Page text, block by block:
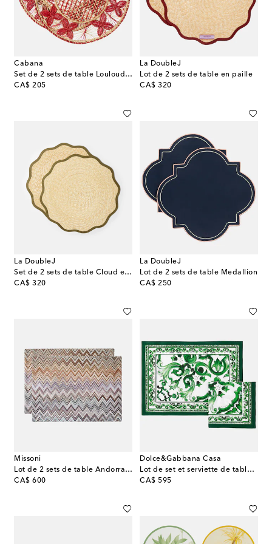
Cabana
Set de 2 sets de table Louloudi en osier
CA$ 205
original price
La DoubleJ
Lot de 2 sets de table en paille
CA$ 320
original price
La DoubleJ
Set de 2 sets de table Cloud en paille
CA$ 320
original price
La DoubleJ
Lot de 2 sets de table Medallion
CA$ 250
original price
Missoni
Lot de 2 sets de table Andorra Zigzag
CA$ 600
original price
Dolce&Gabbana Casa
Lot de set et serviette de table Majolica en lin
CA$ 595
original price